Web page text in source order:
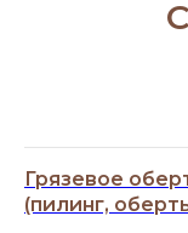
Грязевое
(пилинг,